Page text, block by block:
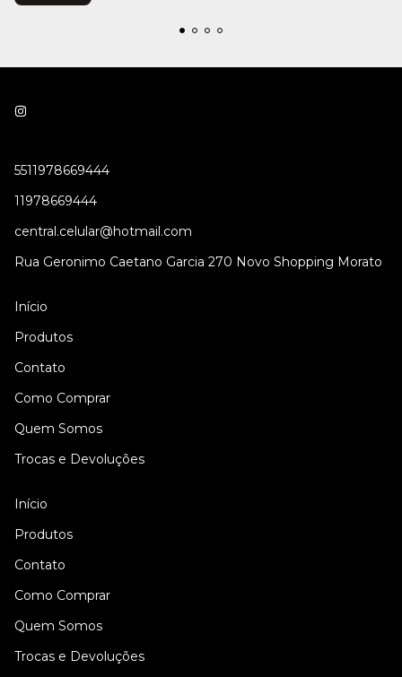
5511978669444
11978669444
central.celular@hotmail.com
Rua Geronimo Caetano Garcia 270 Novo Shopping Morato
Início
Produtos
Contato
Como Comprar
Quem Somos
Trocas e Devoluções
Início
Produtos
Contato
Como Comprar
Quem Somos
Trocas e Devoluções